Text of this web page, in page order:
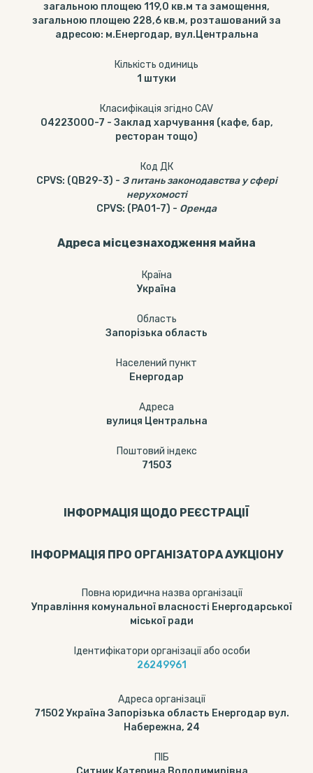
загальною площею 119,0 кв.м та замощення,
загальною площею 228,6 кв.м, розташований за
адресою: м.Енергодар, вул.Центральна
Кількість одиниць
1 штуки
Класифікація згідно CAV
04223000-7 - Заклад харчування (кафе, бар,
ресторан тощо)
Код ДК
CPVS: (QB29-3) - З питань законодавства у сфері
нерухомості
CPVS: (PA01-7) - Оренда
Адреса місцезнаходження майна
Країна
Україна
Область
Запорізька область
Населений пункт
Енергодар
Адреса
вулиця Центральна
Поштовий індекс
71503
ІНФОРМАЦІЯ ЩОДО РЕЄСТРАЦІЇ
ІНФОРМАЦІЯ ПРО ОРГАНІЗАТОРА АУКЦІОНУ
Повна юридична назва організації
Управління комунальної власності Енергодарської
міської ради
Ідентифікатори організації або особи
26249961
Адреса організації
71502 Україна Запорізька область Енергодар вул.
Набережна, 24
ПІБ